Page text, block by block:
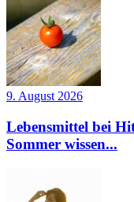
9. August 2026
Lebensmittel bei
Sommer wissen...